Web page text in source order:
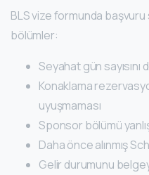
BLS vize formunda başvuru
bölümler:
Seyahat gün
Konaklama
uyuşmaması
Sponsor bölümü
Daha önce alınmış
Gelir durumunu